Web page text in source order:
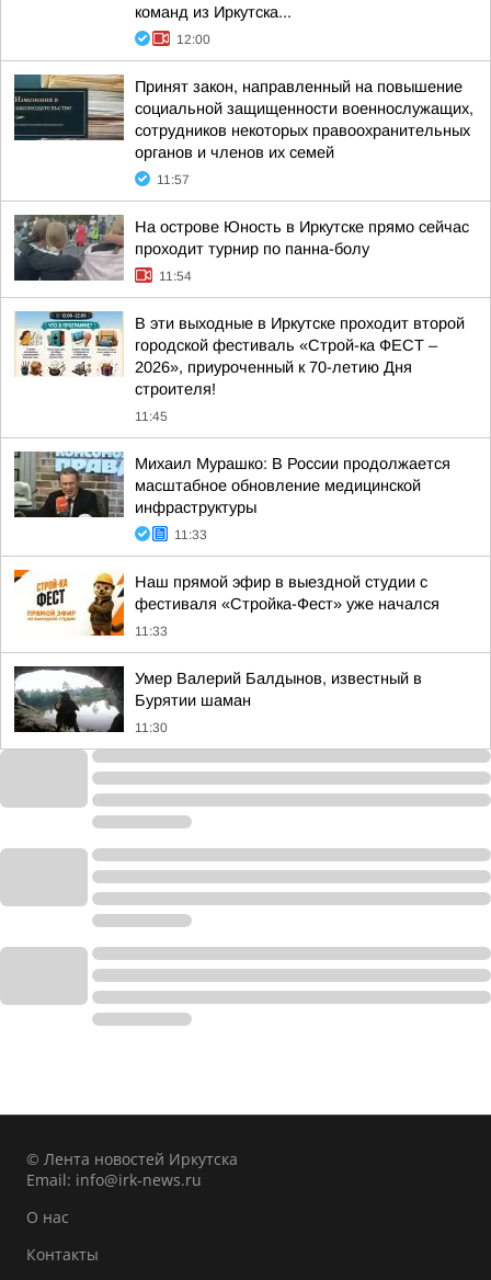
команд из Иркутска...
12:00
Принят закон, направленный на повышение
социальной защищенности военнослужащих,
сотрудников некоторых правоохранительных
органов и членов их семей
11:57
На острове Юность в Иркутске прямо сейчас
проходит турнир по панна-болу
11:54
В эти выходные в Иркутске проходит второй
городской фестиваль «Строй-ка ФЕСТ –
2026», приуроченный к 70-летию Дня
строителя!
11:45
Михаил Мурашко: В России продолжается
масштабное обновление медицинской
инфраструктуры
11:33
Наш прямой эфир в выездной студии с
фестиваля «Стройка-Фест» уже начался
11:33
Умер Валерий Балдынов, известный в
Бурятии шаман
11:30
© Лента новостей Иркутска
Email: info@irk-news.ru
О нас
Контакты